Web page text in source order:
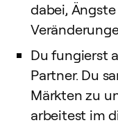
dabei,
Du fungierst
Partner. Du
Märkten zu
arbeitest im